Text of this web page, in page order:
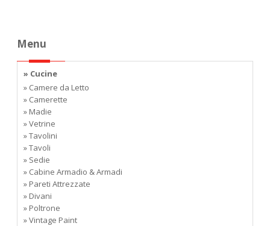
Menu
» Cucine
» Camere da Letto
» Camerette
» Madie
» Vetrine
» Tavolini
» Tavoli
» Sedie
» Cabine Armadio & Armadi
» Pareti Attrezzate
» Divani
» Poltrone
» Vintage Paint